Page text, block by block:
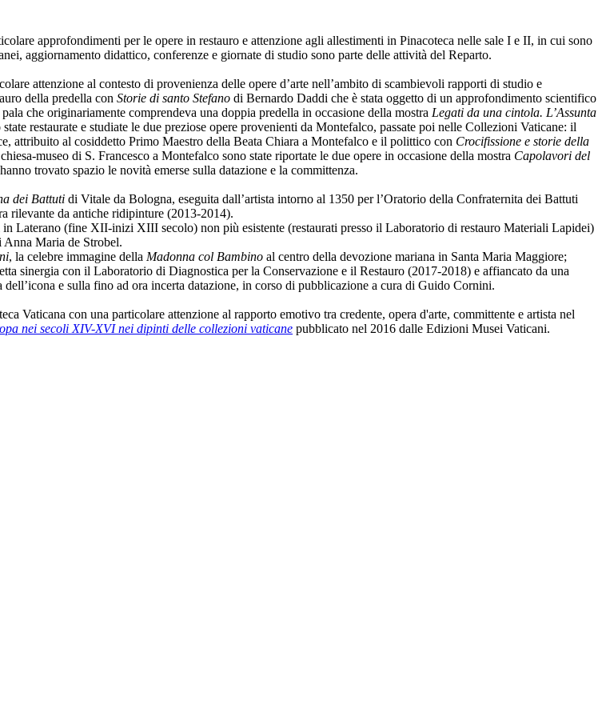
approfondimenti per le opere in restauro e attenzione agli allestimenti in Pinacoteca nelle sale I e II, in cui sono
aggiornamento didattico, conferenze e giornate di studio sono parte delle attività del Reparto.
attenzione al contesto di provenienza delle opere d’arte nell’ambito di scambievoli rapporti di studio e
della predella con Storie di santo Stefano di Bernardo Daddi che è stata oggetto di un approfondimento scientifico
che originariamente comprendeva una doppia predella in occasione della mostra Legati da una cintola. L’Assunta
restaurate e studiate le due preziose opere provenienti da Montefalco, passate poi nelle Collezioni Vaticane: il
attribuito al cosiddetto Primo Maestro della Beata Chiara a Montefalco e il polittico con Crocifissione e storie della
museo di S. Francesco a Montefalco sono state riportate le due opere in occasione della mostra Capolavori del
trovato spazio le novità emerse sulla datazione e la committenza.
dei Battuti di Vitale da Bologna, eseguita dall’artista intorno al 1350 per l’Oratorio della Confraternita dei Battuti
rilevante da antiche ridipinture (2013-2014).
Laterano (fine XII-inizi XIII secolo) non più esistente (restaurati presso il Laboratorio di restauro Materiali Lapidei)
Maria de Strobel.
, la celebre immagine della Madonna col Bambino al centro della devozione mariana in Santa Maria Maggiore;
sinergia con il Laboratorio di Diagnostica per la Conservazione e il Restauro (2017-2018) e affiancato da una
e sulla fino ad ora incerta datazione, in corso di pubblicazione a cura di Guido Cornini.
Vaticana con una particolare attenzione al rapporto emotivo tra credente, opera d'arte, committente e artista nel
nei secoli XIV-XVI nei dipinti delle collezioni vaticane pubblicato nel 2016 dalle Edizioni Musei Vaticani.